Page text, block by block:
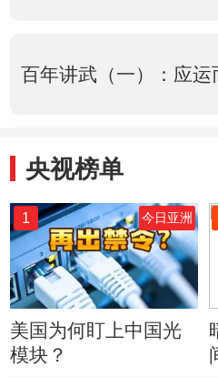
百年讲武（一）：应运
央视榜单
1 今日亚洲
美国为何盯上中国光
模块？